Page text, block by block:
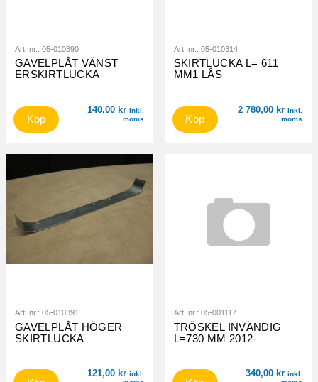
Art. nr.: 05-010390
GAVELPLÅT VÄNST
ERSKIRTLUCKA
140,00 kr inkl.
moms
Köp
Art. nr.: 05-010314
SKIRTLUCKA L= 611
MM1 LÅS
2 780,00 kr inkl.
moms
Köp
Art. nr.: 05-010391
GAVELPLÅT HÖGER
SKIRTLUCKA
121,00 kr inkl.
Art. nr.: 05-001117
TRÖSKEL INVÄNDIG
L=730 MM 2012-
340,00 kr inkl.